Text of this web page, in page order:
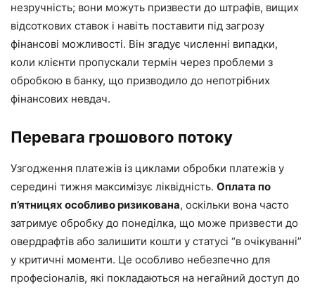
незручність; вони можуть призвести до штрафів, вищих
відсоткових ставок і навіть поставити під загрозу
фінансові можливості. Він згадує численні випадки,
коли клієнти пропускали термін через проблеми з
обробкою в банку, що призводило до непотрібних
фінансових невдач.
Перевага грошового потоку
Узгодження платежів із циклами обробки платежів у
середині тижня максимізує ліквідність. Оплата по
п’ятницях особливо ризикована, оскільки вона часто
затримує обробку до понеділка, що може призвести до
овердрафтів або залишити кошти у статусі “в очікуванні”
у критичні моменти. Це особливо небезпечно для
професіоналів, які покладаються на негайний доступ до